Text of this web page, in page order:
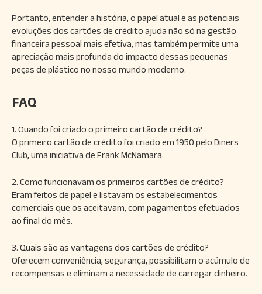
Portanto, entender a história, o papel atual e as potenciais
evoluções dos cartões de crédito ajuda não só na gestão
financeira pessoal mais efetiva, mas também permite uma
apreciação mais profunda do impacto dessas pequenas
peças de plástico no nosso mundo moderno.
FAQ
1. Quando foi criado o primeiro cartão de crédito?
O primeiro cartão de crédito foi criado em 1950 pelo Diners
Club, uma iniciativa de Frank McNamara.
2. Como funcionavam os primeiros cartões de crédito?
Eram feitos de papel e listavam os estabelecimentos
comerciais que os aceitavam, com pagamentos efetuados
ao final do mês.
3. Quais são as vantagens dos cartões de crédito?
Oferecem conveniência, segurança, possibilitam o acúmulo de
recompensas e eliminam a necessidade de carregar dinheiro.